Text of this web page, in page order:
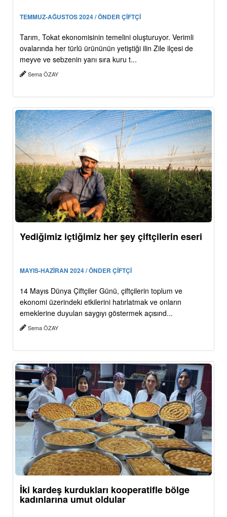
TEMMUZ-AĞUSTOS 2024 / ÖNDER ÇİFTÇİ
Tarım, Tokat ekonomisinin temelini oluşturuyor. Verimli
ovalarında her türlü ürününün yetiştiği ilin Zile ilçesi de
meyve ve sebzenin yanı sıra kuru t...
Sema ÖZAY
Yediğimiz içtiğimiz her şey çiftçilerin eseri
MAYIS-HAZİRAN 2024 / ÖNDER ÇİFTÇİ
14 Mayıs Dünya Çiftçiler Günü, çiftçilerin toplum ve
ekonomi üzerindeki etkilerini hatırlatmak ve onların
emeklerine duyulan saygıyı göstermek açısınd...
Sema ÖZAY
İki kardeş kurdukları kooperatifle bölge
kadınlarına umut oldular